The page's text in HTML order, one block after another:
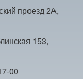
проезд 2А,
153,
00